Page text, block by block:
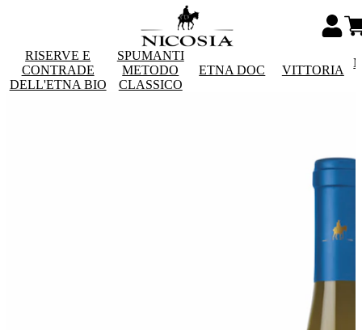
RISERVE E
CONTRADE
DELL'ETNA BIO
SPUMANTI
METODO
CLASSICO
ETNA DOC VITTORIA